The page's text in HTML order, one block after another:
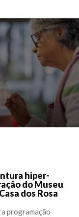
hiper-
do Museu
dos Rosa
programação